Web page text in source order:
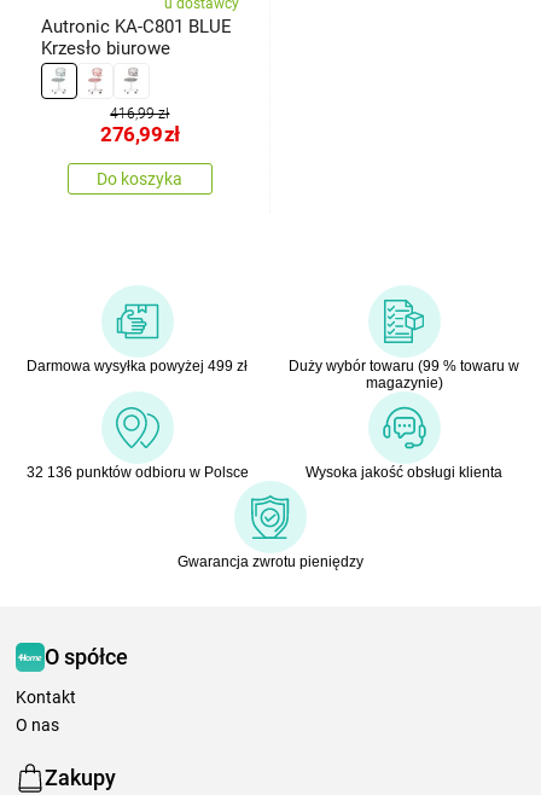
u dostawcy
Autronic KA-C801 BLUE
Krzesło biurowe
416,99 zł
276,99zł
Do koszyka
Darmowa wysyłka powyżej 499 zł
Duży wybór towaru (99 % towaru w
magazynie)
32 136 punktów odbioru w Polsce Wysoka jakość obsługi klienta
Gwarancja zwrotu pieniędzy
O spółce
Kontakt
O nas
Zakupy